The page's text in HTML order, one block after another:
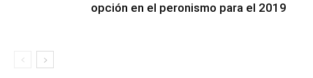
opción en el peronismo para el 2019